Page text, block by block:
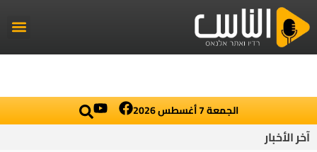
الجمعة 7 أغسطس 2026
آخر الأخبار